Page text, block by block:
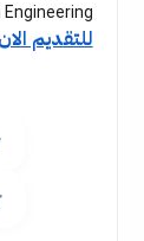
للتقديم الان